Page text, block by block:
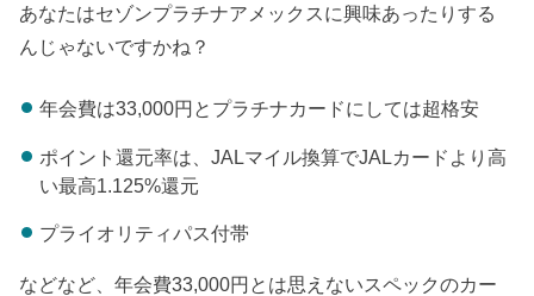
あなたはセゾンプラチナアメックスに興味あったりする
んじゃないですかね？
年会費は33,000円とプラチナカードにしては超格安
ポイント還元率は、JALマイル換算でJALカードより高
い最高1.125%還元
プライオリティパス付帯
などなど、年会費33,000円とは思えないスペックのカー